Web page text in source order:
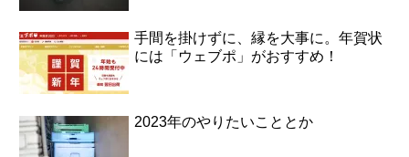
手間を掛けずに、縁を大事に。年賀状
には「ウェブポ」がおすすめ！
2023年のやりたいこととか